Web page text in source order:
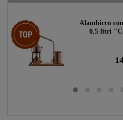
Ceres::Template.storeSpecialTop
Alambicco
0,5 litri